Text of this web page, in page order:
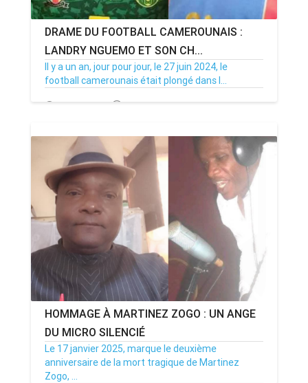
DRAME DU FOOTBALL CAMEROUNAIS :
LANDRY NGUEMO ET SON CH...
Il y a un an, jour pour jour, le 27 juin 2024, le
football camerounais était plongé dans l...
27/06/25 Par MenouActu 0
HOMMAGE À MARTINEZ ZOGO : UN ANGE
DU MICRO SILENCIÉ
Le 17 janvier 2025, marque le deuxième
anniversaire de la mort tragique de Martinez
Zogo, ...